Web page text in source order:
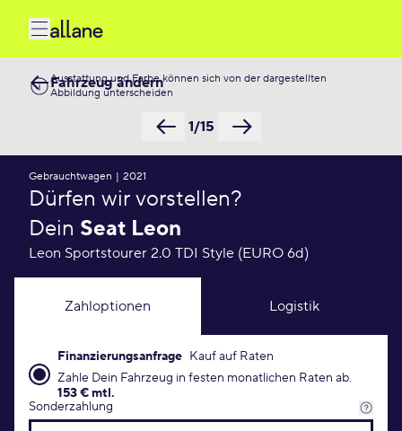
Ausstattung und Farbe können sich von der dargestellten
Abbildung unterscheiden
1/15
Fahrzeug ändern
Gebrauchtwagen | 2021
Dürfen wir vorstellen?
Dein Seat Leon
Leon Sportstourer 2.0 TDI Style (EURO 6d)
Zahloptionen Logistik
Finanzierungsanfrage Konditionen
Finanzierungsanfrage Kauf auf Raten
Zahle Dein Fahrzeug in festen monatlichen Raten ab.
153 € mtl.
Sonderzahlung